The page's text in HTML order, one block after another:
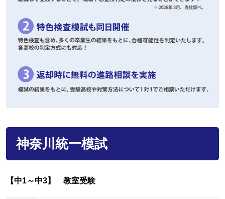
神奈川統一模試
【中1～中3】 教室受験